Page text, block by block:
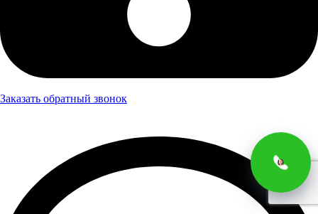
Заказать обратный звонок